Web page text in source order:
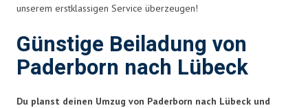
unserem erstklassigen Service überzeugen!
Günstige Beiladung von
Paderborn nach Lübeck
Du planst deinen Umzug von Paderborn nach Lübeck und